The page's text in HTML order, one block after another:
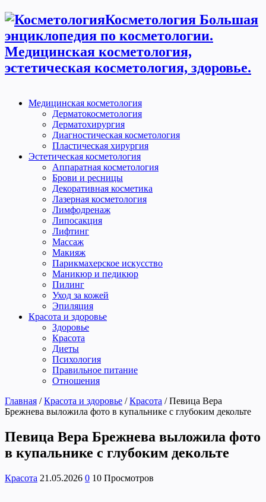
Косметология Большая
энциклопедия по косметологии.
Медицинская косметология,
эстетическая косметология, здоровье.
Медицинская косметология
Дерматокосметология
Дерматохирургия
Диагностическая косметология
Пластическая хирургия
Эстетическая косметология
Аппаратная косметология
Брови и ресницы
Декоративная косметика
Лазерная косметология
Лимфодренаж
Липосакция
Лифтинг
Массаж
Макияж
Парикмахерское искусство
Маникюр и педикюр
Пилинг
Уход за кожей
Эпиляция
Красота и здоровье
Здоровье
Красота
Диеты
Психология
Правильное питание
Отношения
Главная / Красота и здоровье / Красота / Певица Вера
Брежнева выложила фото в купальнике с глубоким декольте
Певица Вера Брежнева выложила фото
в купальнике с глубоким декольте
Красота 21.05.2026 0 10 Просмотров